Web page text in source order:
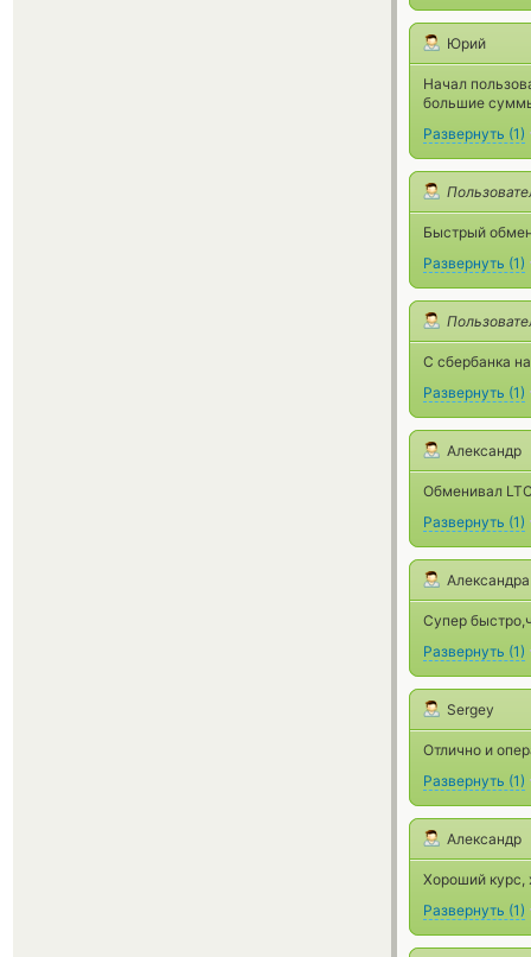
Юрий
Начал
большие
Развернуть (1)
Быстрый
Развернуть (1)
С сбербанка
Развернуть (1)
Александр
Обменивал
Развернуть (1)
Александра
Супер
Развернуть (1)
Sergey
Отлично и
Развернуть (1)
Александр
Хороший курс,
Развернуть (1)